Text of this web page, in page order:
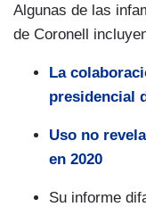
Algunas de las
de Coronell
La
presidencial
Uso no
en 2020
Su informe